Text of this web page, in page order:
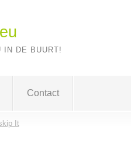
IN DE BUURT!
Contact
It